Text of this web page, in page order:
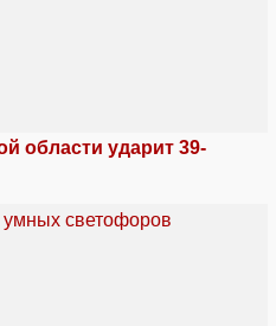
области ударит 39-